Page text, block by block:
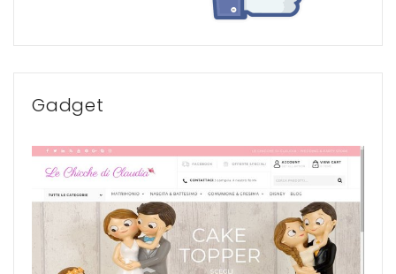
Gadget